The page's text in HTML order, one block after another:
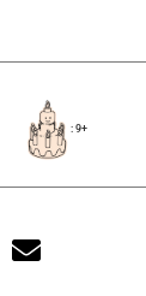
: 9+